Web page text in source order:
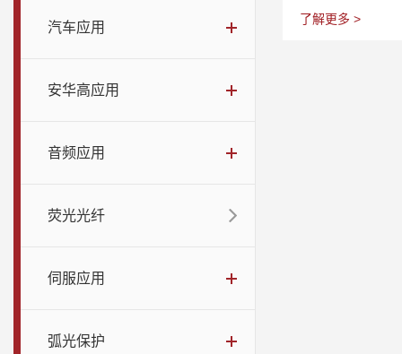
汽车应用
安华高应用
音频应用
荧光光纤
伺服应用
弧光保护
了解更多 >